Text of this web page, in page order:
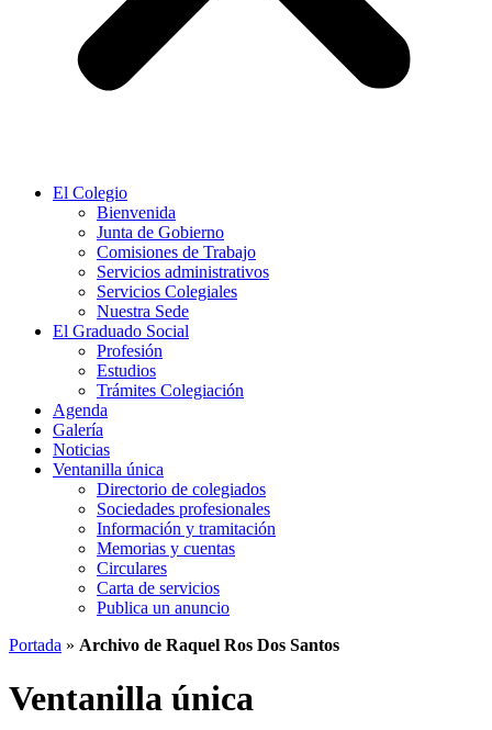
El Colegio
Bienvenida
Junta de Gobierno
Comisiones de Trabajo
Servicios administrativos
Servicios Colegiales
Nuestra Sede
El Graduado Social
Profesión
Estudios
Trámites Colegiación
Agenda
Galería
Noticias
Ventanilla única
Directorio de colegiados
Sociedades profesionales
Información y tramitación
Memorias y cuentas
Circulares
Carta de servicios
Publica un anuncio
Portada » Archivo de Raquel Ros Dos Santos
Ventanilla única